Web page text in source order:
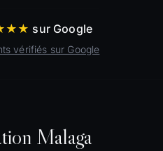
sur Google
vérifiés sur Google
Malaga